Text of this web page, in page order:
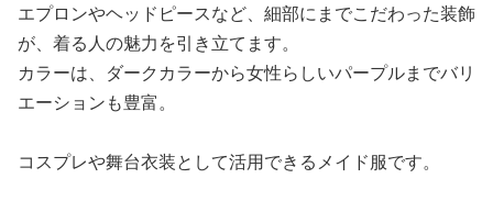
エプロンやヘッドピースなど、細部にまでこだわった装飾
が、着る人の魅力を引き立てます。
カラーは、ダークカラーから女性らしいパープルまでバリ
エーションも豊富。
コスプレや舞台衣装として活用できるメイド服です。